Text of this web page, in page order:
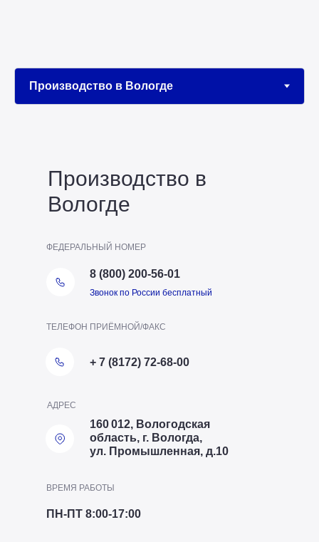
Производство в
Вологде
ПН-ПТ 8:00-17:00
ВРЕМЯ РАБОТЫ
+ 7 (8172) 72-68-00
ТЕЛЕФОН ПРИЁМНОЙ/ФАКС
160 012, Вологодская
область, г. Вологда,
ул. Промышленная, д.10
АДРЕС
ФЕДЕРАЛЬНЫЙ НОМЕР
8 (800) 200-56-01
Звонок по России бесплатный